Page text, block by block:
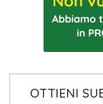
OTTIENI